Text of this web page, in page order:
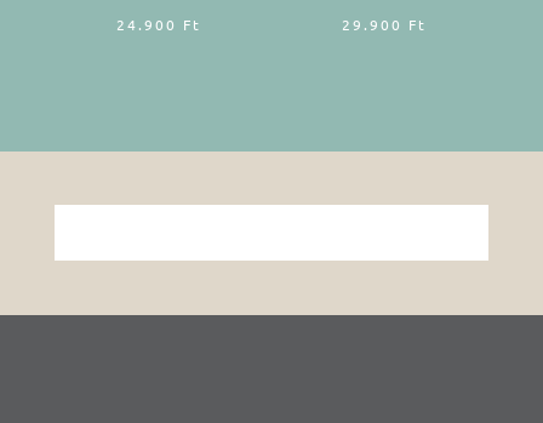
24.900 Ft
29.900 Ft